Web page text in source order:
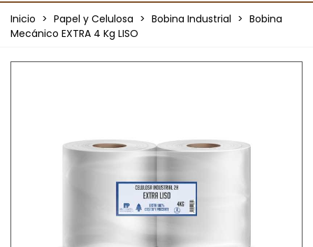
Inicio > Papel y Celulosa > Bobina Industrial > Bobina
Mecánico EXTRA 4 Kg LISO